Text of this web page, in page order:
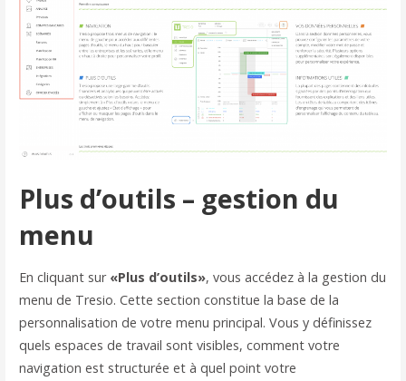
Plus d’outils – gestion du
menu
En cliquant sur «Plus d’outils», vous accédez à la gestion du
menu de Tresio. Cette section constitue la base de la
personnalisation de votre menu principal. Vous y définissez
quels espaces de travail sont visibles, comment votre
navigation est structurée et à quel point votre